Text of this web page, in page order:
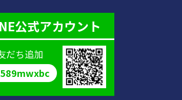
公式アカウント
だち追加